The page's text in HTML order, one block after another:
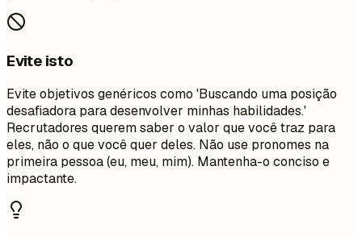
Evite isto
Evite objetivos genéricos como 'Buscando uma posição
desafiadora para desenvolver minhas habilidades.'
Recrutadores querem saber o valor que você traz para
eles, não o que você quer deles. Não use pronomes na
primeira pessoa (eu, meu, mim). Mantenha-o conciso e
impactante.